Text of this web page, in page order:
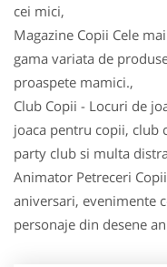
cei mici,
Magazine Copii Cele
gama variata de
proaspete mamici.,
Club Copii - Locuri de
joaca pentru copii, club
party club si multa
Animator Petreceri
aniversari, evenimente
personaje din desene